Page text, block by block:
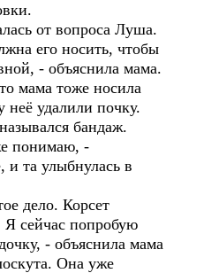
от вопроса Луша.
его носить, чтобы
- объяснила мама.
мама тоже носила
неё удалили почку.
бандаж.
понимаю, -
и та улыбнулась в
дело. Корсет
Я сейчас попробую
- объяснила мама
Она уже